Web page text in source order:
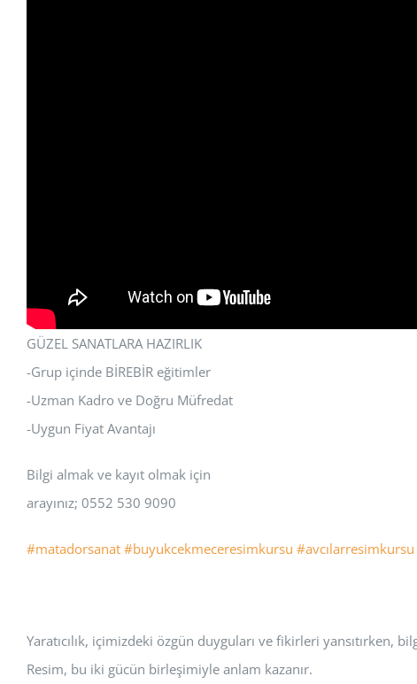
GÜZEL SANATLARA HAZIRLIK
-Grup içinde BİREBİR eğitimler
-Uzman Kadro ve Doğru Müfredat
-Uygun Fiyat Avantajı
Bilgi almak ve kayıt olmak için
arayınız; 0552 530 9090
#matadorsanat #buyukcekmeceresimkursu #avcılarresimkursu
Yaratıcılık, içimizdeki özgün duyguları ve fikirleri yansıtırken,
Resim, bu iki gücün birleşimiyle anlam kazanır.